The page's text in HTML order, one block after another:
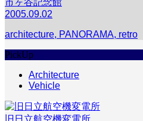
2005.09.02
architecture, PANORAMA, retro
PickUp
Architecture
Vehicle
旧日立航空機変電所